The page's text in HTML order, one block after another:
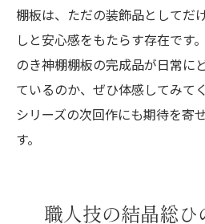
棚板は、ただの装飾品としてだ
しと安心感をもたらす存在です
のき神棚棚板の完成品が日常に
ているのか、ぜひ体感してみて
シリーズの次回作にも期待を寄
す。
職人技の結晶総